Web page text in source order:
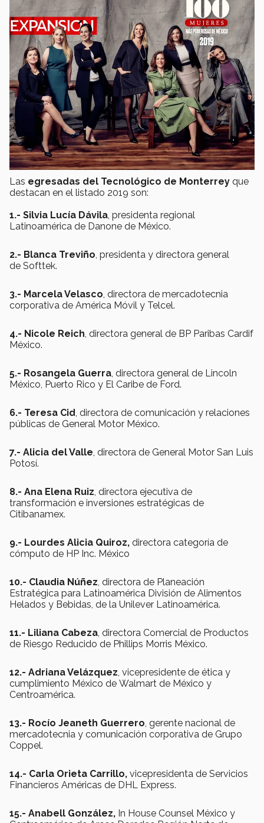
Las egresadas del Tecnológico de Monterrey que
destacan en el listado 2019 son:
1.- Silvia Lucía Dávila , presidenta regional
Latinoamérica de Danone de México.
2.- Blanca Treviño , presidenta y directora general
de Softtek.
3.- Marcela Velasco , directora de mercadotecnia
corporativa de América Móvil y Telcel.
4.- Nicole Reich , directora general de BP Paribas Cardif
México.
5.- Rosangela Guerra , directora general de Lincoln
México, Puerto Rico y El Caribe de Ford.
6.- Teresa Cid , directora de comunicación y relaciones
públicas de General Motor México.
7.- Alicia del Valle , directora de General Motor San Luis
Potosí.
8.- Ana Elena Ruiz , directora ejecutiva de
transformación e inversiones estratégicas de
Citibanamex.
9.- Lourdes Alicia Quiroz, directora categoría de
cómputo de HP Inc. México
10.- Claudia Núñez , directora de Planeación
Estratégica para Latinoamérica División de Alimentos
Helados y Bebidas, de la Unilever Latinoamérica.
11.- Liliana Cabeza , directora Comercial de Productos
de Riesgo Reducido de Phillips Morris México.
12.- Adriana Velázquez , vicepresidente de ética y
cumplimiento México de Walmart de México y
Centroamérica.
13.- Rocío Jeaneth Guerrero , gerente nacional de
mercadotecnia y comunicación corporativa de Grupo
Coppel.
14.- Carla Orieta Carrillo, vicepresidenta de Servicios
Financieros Américas de DHL Express.
15.- Anabell González, In House Counsel México y